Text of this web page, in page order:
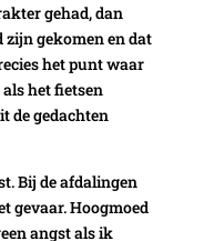
gehad, dan
gekomen en dat
het punt waar
het fietsen
de gedachten
Bij de afdalingen
gevaar. Hoogmoed
angst als ik